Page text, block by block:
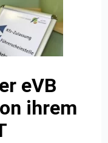
eVB
ihrem